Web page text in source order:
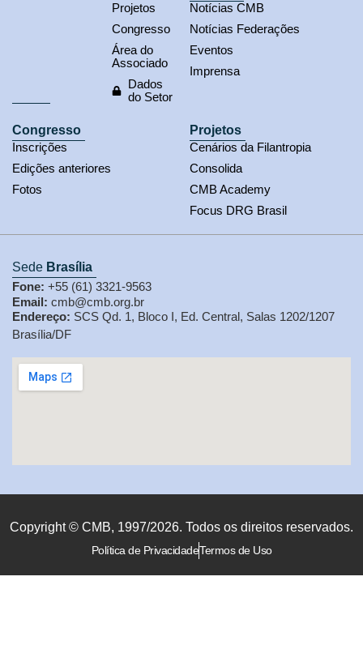
Projetos
Congresso
Área do
Associado
Dados
do Setor
Notícias CMB
Notícias Federações
Eventos
Imprensa
Congresso
Inscrições
Edições anteriores
Fotos
Projetos
Cenários da Filantropia
Consolida
CMB Academy
Focus DRG Brasil
Sede Brasília
Fone: +55 (61) 3321-9563
Email: cmb@cmb.org.br
Endereço: SCS Qd. 1, Bloco I, Ed. Central, Salas 1202/1207
Brasília/DF
Copyright © CMB, 1997/2026. Todos os direitos reservados.
Política de PrivacidadeTermos de Uso